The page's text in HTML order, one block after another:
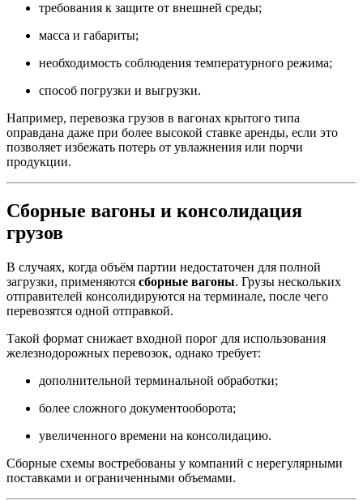
требования к защите от внешней среды;
масса и габариты;
необходимость соблюдения температурного режима;
способ погрузки и выгрузки.
Например, перевозка грузов в вагонах крытого типа
оправдана даже при более высокой ставке аренды, если это
позволяет избежать потерь от увлажнения или порчи
продукции.
Сборные вагоны и консолидация
грузов
В случаях, когда объём партии недостаточен для полной
загрузки, применяются сборные вагоны. Грузы нескольких
отправителей консолидируются на терминале, после чего
перевозятся одной отправкой.
Такой формат снижает входной порог для использования
железнодорожных перевозок, однако требует:
дополнительной терминальной обработки;
более сложного документооборота;
увеличенного времени на консолидацию.
Сборные схемы востребованы у компаний с нерегулярными
поставками и ограниченными объемами.